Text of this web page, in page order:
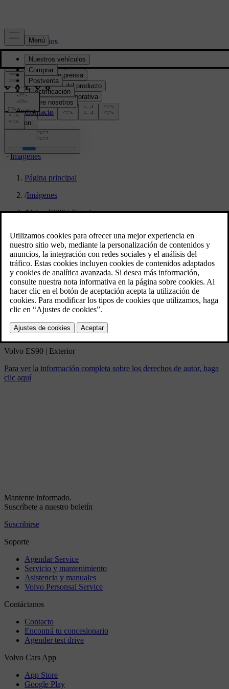
Prensa y Medios
Material de prensa
Información del producto
Información corporativa
Contacto de medios
location:
PY
Imágenes
Página principal
/Imágenes
/Volvo ES90 | Exterior
Volvo ES90 | Exterior
3/5/2025
Marcador
Compartir
Descargar
Volvo ES90 | Exterior
Para ver la información completa sobre los derechos de autor, haga
clic aquí